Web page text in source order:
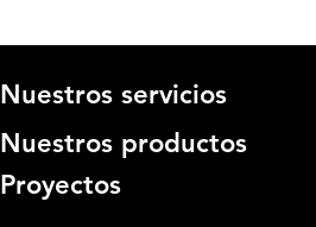
Nuestros servicios
Nuestros productos
Proyectos